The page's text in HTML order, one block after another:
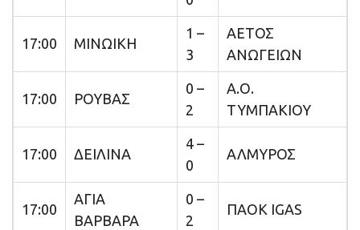
17:00 ΜΙΝΩΙΚΗ
1 –
3
ΑΕΤΟΣ
ΑΝΩΓΕΙΩΝ
17:00 ΡΟΥΒΑΣ
0 –
2
Α.Ο.
ΤΥΜΠΑΚΙΟΥ
17:00 ΔΕΙΛΙΝΑ
4 –
0
ΑΛΜΥΡΟΣ
17:00
ΑΓΙΑ
ΒΑΡΒΑΡΑ
0 –
2
ΠΑΟΚ IGAS